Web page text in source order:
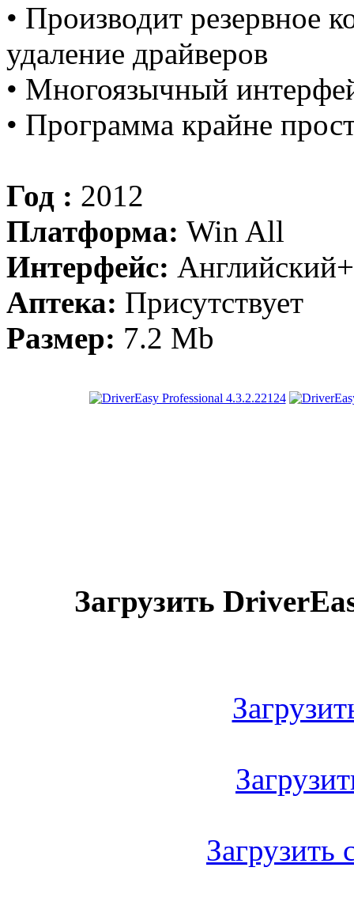
• Производит резервное
удаление драйверов
• Многоязычный
• Программа крайне
Год : 2012
Платформа: Win All
Интерфейс:
Аптека: Присутствует
Размер: 7.2 Mb
Загрузить
Загрузить